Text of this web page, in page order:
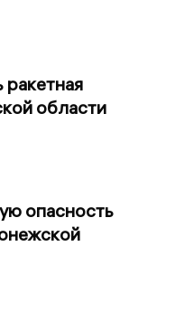
области
опасность